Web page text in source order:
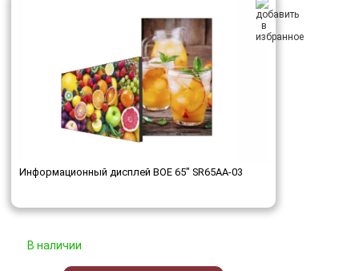
Информационный дисплей BOE 65" SR65AA-03
В наличии